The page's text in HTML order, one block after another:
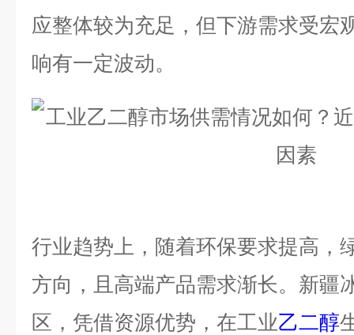
应整体较为充足，但下游需求受宏
响有一定波动。
行业趋势上，随着环保要求提高，
方向，且高端产品需求渐长。新疆
区，凭借资源优势，在工业乙二醇